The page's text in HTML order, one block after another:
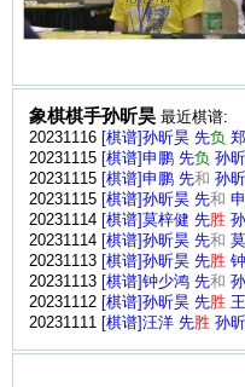
象棋棋手孙昕昊 最近棋谱:
20231116 [棋谱]孙昕昊 先负
20231115 [棋谱]申鹏 先负 孙
20231115 [棋谱]申鹏 先和 孙
20231115 [棋谱]孙昕昊 先和
20231114 [棋谱]莫梓健 先胜
20231114 [棋谱]孙昕昊 先和
20231113 [棋谱]孙昕昊 先胜
20231113 [棋谱]钟少鸿 先和
20231112 [棋谱]孙昕昊 先胜
20231111 [棋谱]汪洋 先胜 孙